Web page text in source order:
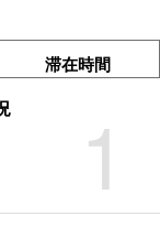
滞在時間
1